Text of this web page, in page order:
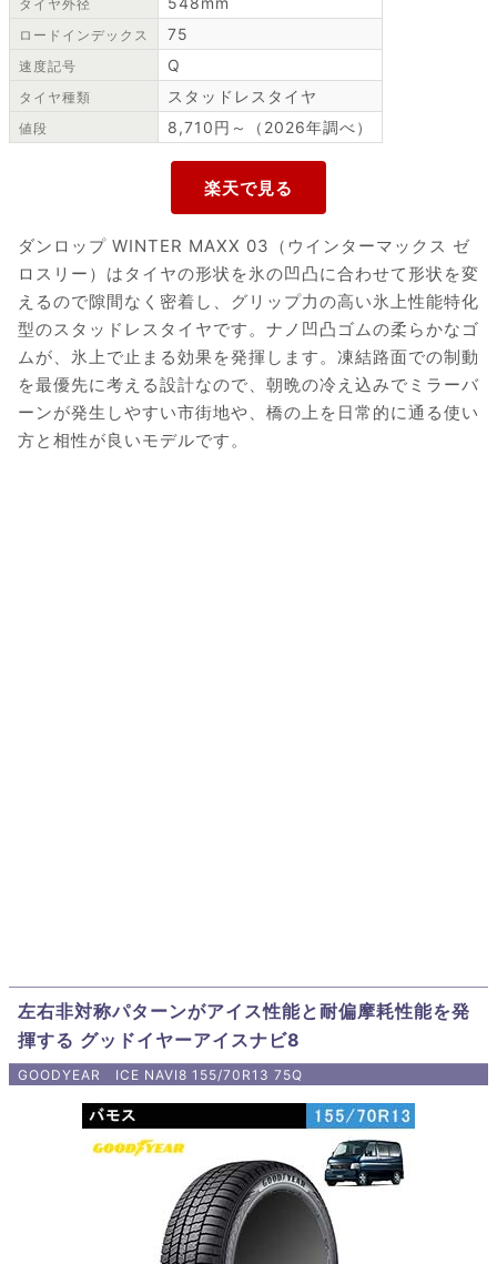
タイヤ外径
ロードインデックス 75
速度記号 Q
タイヤ種類 スタッドレスタイヤ
値段 8,710円～（2026年調べ）
ダンロップ WINTER MAXX 03（ウインターマックス ゼ
ロスリー）はタイヤの形状を氷の凹凸に合わせて形状を変
えるので隙間なく密着し、グリップ力の高い氷上性能特化
型のスタッドレスタイヤです。ナノ凹凸ゴムの柔らかなゴ
ムが、氷上で止まる効果を発揮します。凍結路面での制動
を最優先に考える設計なので、朝晩の冷え込みでミラーバ
ーンが発生しやすい市街地や、橋の上を日常的に通る使い
方と相性が良いモデルです。
左右非対称パターンがアイス性能と耐偏摩耗性能を発
揮する グッドイヤーアイスナビ8
GOODYEAR ICE NAVI8 155/70R13 75Q